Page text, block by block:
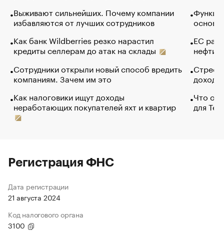
Выживают сильнейших. Почему компании
избавляются от лучших сотрудников
Как банк Wildberries резко нарастил
кредиты селлерам до атак на склады
Сотрудники открыли новый способ вредить
компаниям. Зачем им это
Как налоговики ищут доходы
неработающих покупателей яхт и квартир
основ
ЕС
нефти
Что
для
Регистрация ФНС
Дата регистрации
21 августа 2024
Код налогового органа
3100